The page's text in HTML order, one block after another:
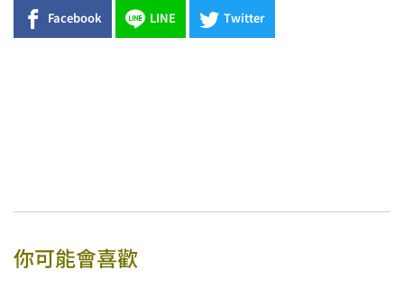
Facebook LINE Twitter
你可能會喜歡